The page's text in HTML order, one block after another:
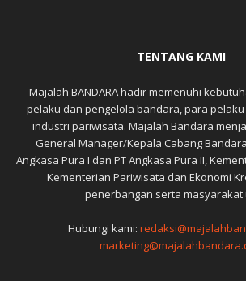
TENTANG KAMI
Majalah BANDARA hadir memenuhi
pelaku dan pengelola bandara, para
industri pariwisata. Majalah Bandara
General Manager/Kepala Cabang
Angkasa Pura I dan PT Angkasa Pura II,
Kementerian Pariwisata dan Ekonomi
penerbangan serta masyarakat
Hubungi kami: